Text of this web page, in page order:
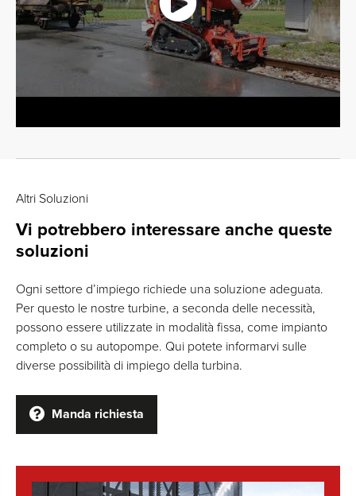
Vi potrebbero interessare anche queste
soluzioni
Altri Soluzioni
Ogni settore d’impiego richiede una soluzione adeguata.
Per questo le nostre turbine, a seconda delle necessità,
possono essere utilizzate in modalità fissa, come impianto
completo o su autopompe. Qui potete informarvi sulle
diverse possibilità di impiego della turbina.
Manda richiesta